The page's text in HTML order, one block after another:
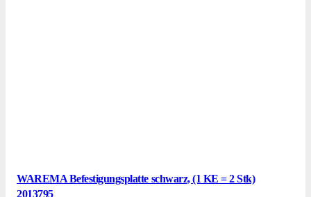
WAREMA Befestigungsplatte schwarz, (1 KE = 2 Stk)
2013795